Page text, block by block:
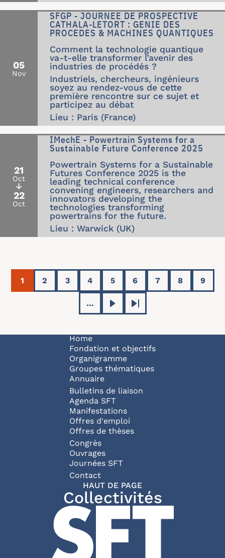
05
Nov
SFGP - JOURNEE DE PROSPECTIVE
CATHALA-LETORT : GENIE DES
PROCEDES & MACHINES QUANTIQUES
Comment la technologie quantique
va-t-elle transformer l’avenir des
industries de procédés ?
Industriels, chercheurs, ingénieurs
soyez au rendez-vous de cette
première rencontre sur ce sujet et
participez au débat
Lieu : Paris (France)
21
Oct
↓
22
Oct
IMechE - Powertrain Systems for a
Sustainable Future Conference 2025
Powertrain Systems for a Sustainable
Futures Conference 2025 is the
leading technical conference
convening engineers, researchers and
innovators developing the
technologies transforming
powertrains for the future.
Lieu : Warwick (UK)
Pagination
Current page
1 Page
2 Page
3 Page
4 Page
5 Page
6 Page
7 Page
8 Page
9
… Next pageLast page
Navigation principale
Home
Fondation et objectifs
Organigramme
Groupes thématiques
Annuaire
Bulletins de liaison
Agenda SFT
Manifestations
Offres d'emploi
Offres de thèses
Congrès
Ouvrages
Journées SFT
Pied de page
Contact
HAUT DE PAGE
Collectivités